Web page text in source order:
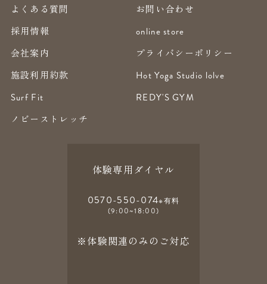
よくある質問
お問い合わせ
採用情報
online store
会社案内
プライバシーポリシー
施設利用約款
Hot Yoga Studio lolve
Surf Fit
REDY'S GYM
ノビーストレッチ
体験専用ダイヤル
0570-550-074※有料
(9:00~18:00)
※体験関連のみのご対応